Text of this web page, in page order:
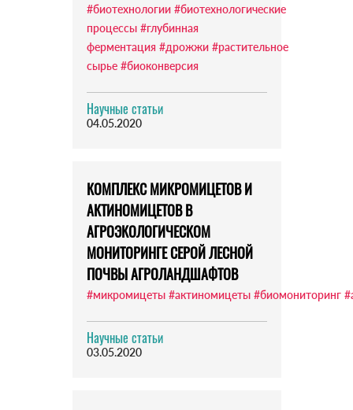
#биотехнологии #биотехнологические
процессы #глубинная
ферментация #дрожжи #растительное
сырье #биоконверсия
Научные статьи
04.05.2020
КОМПЛЕКС МИКРОМИЦЕТОВ И
АКТИНОМИЦЕТОВ В
АГРОЭКОЛОГИЧЕСКОМ
МОНИТОРИНГЕ СЕРОЙ ЛЕСНОЙ
ПОЧВЫ АГРОЛАНДШАФТОВ
#микромицеты #актиномицеты #биомониторинг
Научные статьи
03.05.2020